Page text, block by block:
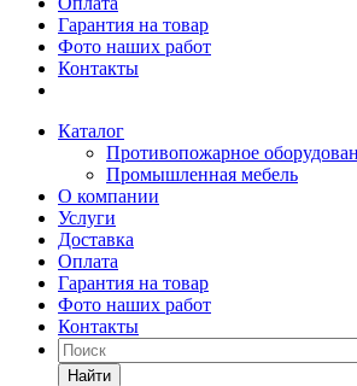
Гарантия на товар
Фото наших работ
Контакты
Каталог
Противопожарное
Промышленная мебель
О компании
Услуги
Доставка
Оплата
Гарантия на товар
Фото наших работ
Контакты
Найти